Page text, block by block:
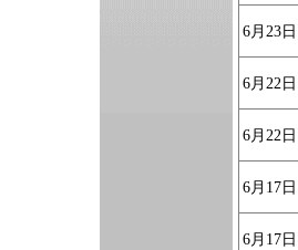
6月23日
6月22日
6月22日
6月17日
6月17日